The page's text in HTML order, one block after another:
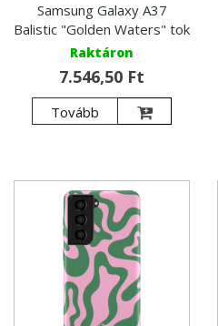
Samsung Galaxy A37
Balistic "Golden Waters" tok
Raktáron
7.546,50 Ft
Tovább